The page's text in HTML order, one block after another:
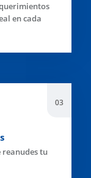
en cada
tu